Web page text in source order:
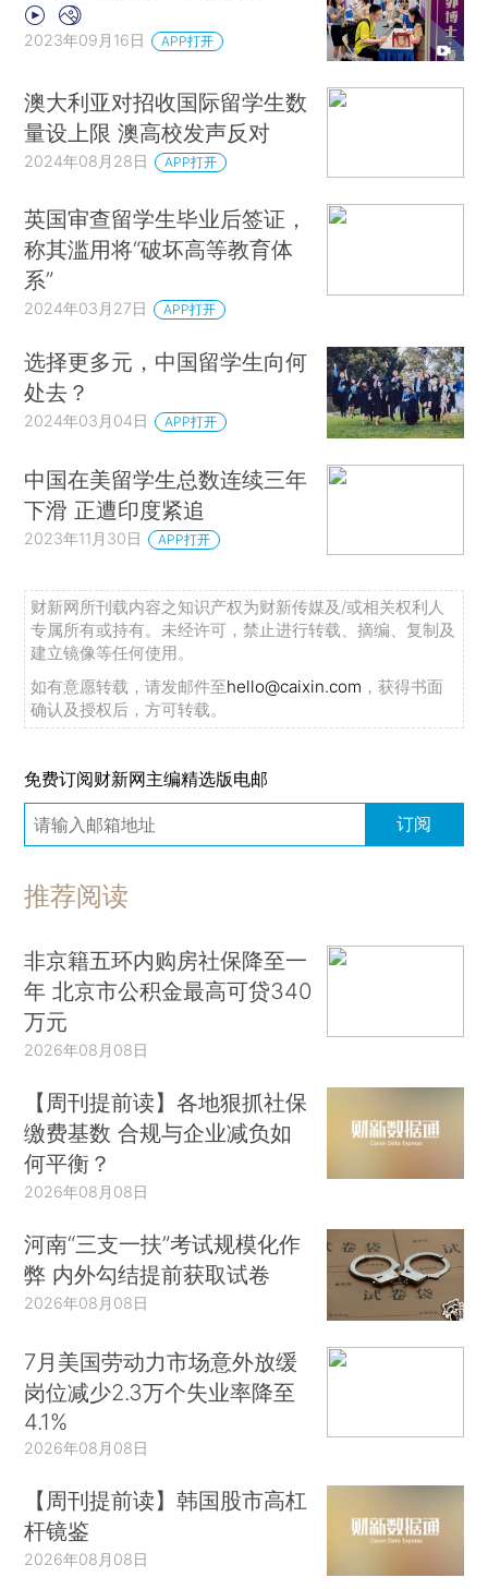
2023年09月16日 APP打开
澳大利亚对招收国际留学生数
量设上限 澳高校发声反对
2024年08月28日 APP打开
英国审查留学生毕业后签证，
称其滥用将“破坏高等教育体
系”
2024年03月27日 APP打开
选择更多元，中国留学生向何
处去？
2024年03月04日 APP打开
中国在美留学生总数连续三年
下滑 正遭印度紧追
2023年11月30日 APP打开
财新网所刊载内容之知识产权为财新传媒及/或相关权利人
专属所有或持有。未经许可，禁止进行转载、摘编、复制及
建立镜像等任何使用。
如有意愿转载，请发邮件至hello@caixin.com ，获得书面
确认及授权后，方可转载。
免费订阅财新网主编精选版电邮
订阅
推荐阅读
非京籍五环内购房社保降至一
年 北京市公积金最高可贷340
万元
2026年08月08日
【周刊提前读】各地狠抓社保
缴费基数 合规与企业减负如
何平衡？
2026年08月08日
河南“三支一扶”考试规模化作
弊 内外勾结提前获取试卷
2026年08月08日
7月美国劳动力市场意外放缓
岗位减少2.3万个失业率降至
4.1%
2026年08月08日
【周刊提前读】韩国股市高杠
杆镜鉴
2026年08月08日